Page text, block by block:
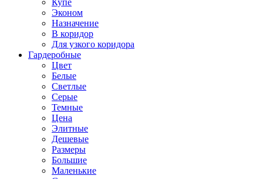
Купе
Эконом
Назначение
В коридор
Для узкого коридора
Гардеробные
Цвет
Белые
Светлые
Серые
Темные
Цена
Элитные
Дешевые
Размеры
Большие
Маленькие